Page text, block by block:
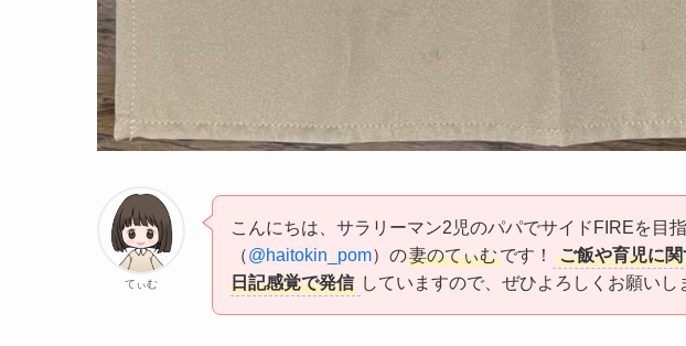
てぃむ
こんにちは、サラリーマン2児のパパでサイドFIREを目
（@haitokin_pom）の妻のてぃむです！
ご飯や育児に
日記感覚で発信 していますので、ぜひよろしくお願いし